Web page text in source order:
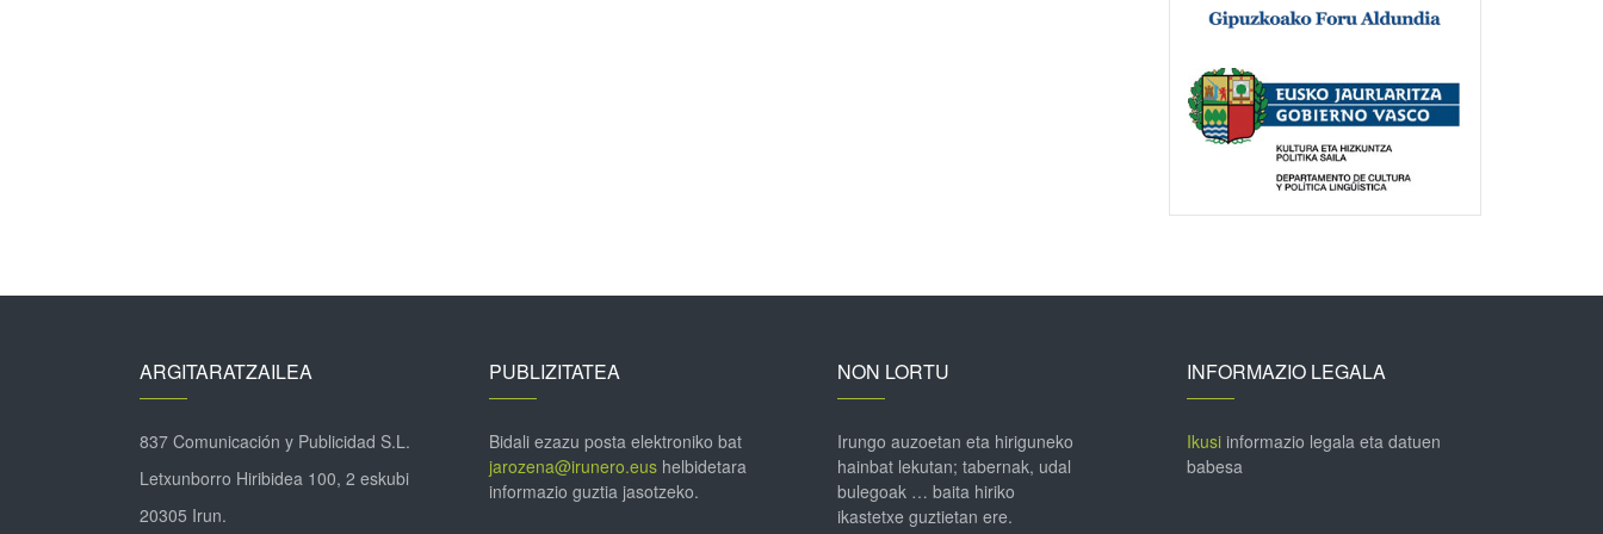
ARGITARATZAILEA
837 Comunicación y Publicidad S.L.
Letxunborro Hiribidea 100, 2 eskubi
20305 Irun.
PUBLIZITATEA
Bidali ezazu posta elektroniko bat
jarozena@irunero.eushelbidetara
informazio guztia jasotzeko.
NON LORTU
Irungo auzoetan eta hiriguneko
hainbat lekutan; tabernak, udal
bulegoak … baita hiriko
ikastetxe guztietan ere.
INFORMAZIO LEGALA
Ikusiinformazio legala eta datuen
babesa